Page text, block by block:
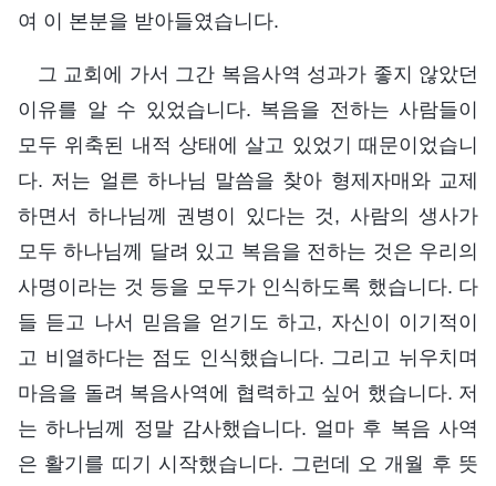
여 이 본분을 받아들였습니다.
그 교회에 가서 그간 복음사역 성과가 좋지 않았던
이유를 알 수 있었습니다. 복음을 전하는 사람들이
모두 위축된 내적 상태에 살고 있었기 때문이었습니
다. 저는 얼른 하나님 말씀을 찾아 형제자매와 교제
하면서 하나님께 권병이 있다는 것, 사람의 생사가
모두 하나님께 달려 있고 복음을 전하는 것은 우리의
사명이라는 것 등을 모두가 인식하도록 했습니다. 다
들 듣고 나서 믿음을 얻기도 하고, 자신이 이기적이
고 비열하다는 점도 인식했습니다. 그리고 뉘우치며
마음을 돌려 복음사역에 협력하고 싶어 했습니다. 저
는 하나님께 정말 감사했습니다. 얼마 후 복음 사역
은 활기를 띠기 시작했습니다. 그런데 오 개월 후 뜻